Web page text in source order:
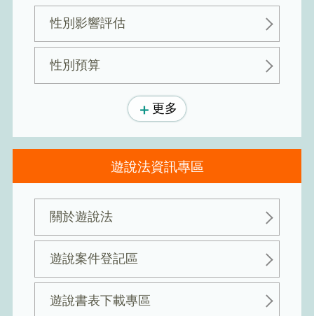
性別影響評估
性別預算
更多
遊說法資訊專區
關於遊說法
遊說案件登記區
遊說書表下載專區